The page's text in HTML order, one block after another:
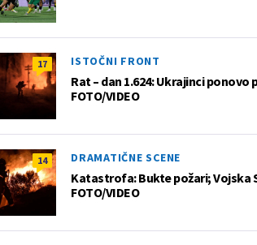
17 ISTOČNI FRONT
Rat – dan 1.624: Ukrajinci
FOTO/VIDEO
14 DRAMATIČNE SCENE
Katastrofa: Bukte požari; Vojska
FOTO/VIDEO